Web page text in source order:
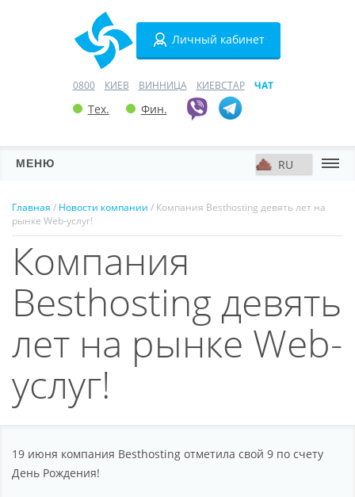
Личный кабинет
0800 КИЕВ ВИННИЦА КИЕВСТАР ЧАТ
Тех. Фин.
МЕНЮ
Хостинг
Домены
VPN
Поддержка
Главная / Новости компании / Компания Besthosting девять лет на
рынке Web-услуг!
Компания
Besthosting девять
лет на рынке Web-
услуг!
19 июня компания Besthosting отметила свой 9 по счету
День Рождения!